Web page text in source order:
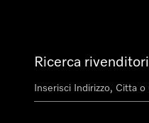
Ricerca rivenditori